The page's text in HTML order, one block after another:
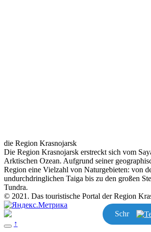
die Region Krasnojarsk
Die Region Krasnojarsk erstreckt sich vom
Arktischen Ozean. Aufgrund seiner
Region eine Vielzahl von Naturgebieten: von
undurchdringlichen Taiga bis zu den großen
Tundra.
© 2021. Das touristische Portal der Region
Schreiben
↑